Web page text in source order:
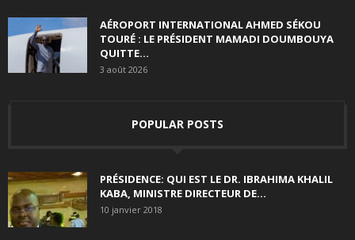
AÉROPORT INTERNATIONAL AHMED SÉKOU
TOURÉ : LE PRÉSIDENT MAMADI DOUMBOUYA
QUITTE...
3 août 2026
POPULAR POSTS
PRÉSIDENCE: QUI EST LE DR. IBRAHIMA KHALIL
KABA, MINISTRE DIRECTEUR DE...
10 janvier 2018